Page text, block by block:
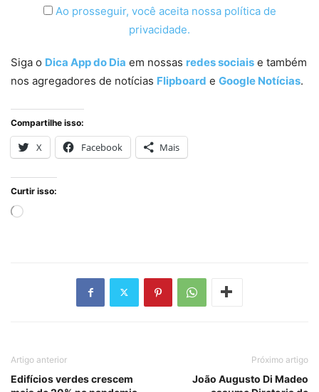
Ao prosseguir, você aceita nossa política de
privacidade.
Siga o Dica App do Dia em nossas redes sociais e também
nos agregadores de notícias Flipboard e Google Notícias.
Compartilhe isso:
X Facebook Mais
Curtir isso:
Carregando...
Artigo anterior
Edifícios verdes crescem
Próximo artigo
João Augusto Di Madeo